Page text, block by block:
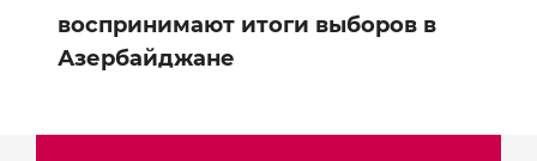
воспринимают итоги выборов в
Азербайджане